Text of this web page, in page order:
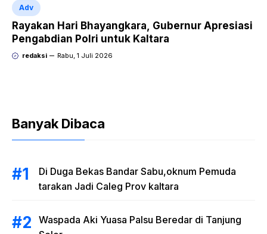
Adv
Rayakan Hari Bhayangkara, Gubernur Apresiasi
Pengabdian Polri untuk Kaltara
redaksi Rabu, 1 Juli 2026
Banyak Dibaca
Di Duga Bekas Bandar Sabu,oknum Pemuda
tarakan Jadi Caleg Prov kaltara
Waspada Aki Yuasa Palsu Beredar di Tanjung